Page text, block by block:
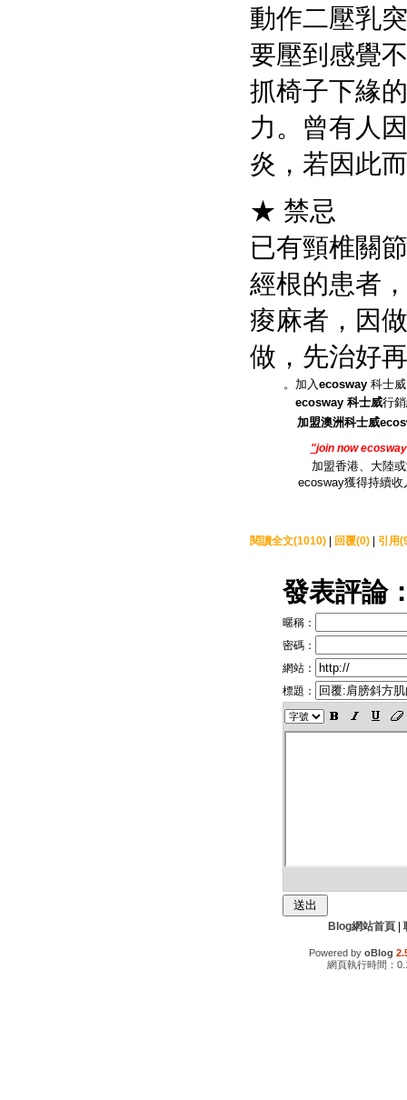
動作二壓乳
要壓到感覺
抓椅子下緣
力。曾有人
炎，若因此
★ 禁忌
已有頸椎關
經根的患者
痠麻者，因
做，先治好
。加入ecosway 科士
ecosway 科士威行
加盟澳洲科士威
"join now
加盟香港、大陸
ecosway獲得持續收
閱讀全文(1010) 回覆(0) 引用
發表評論
暱稱：
密碼：
網站：
標題：
Blog網站首頁|
Powered by oBlog
網頁執行時間：